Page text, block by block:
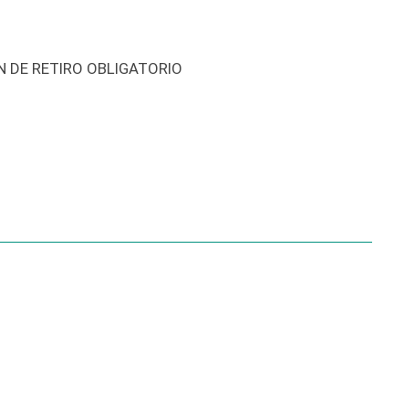
DE RETIRO OBLIGATORIO